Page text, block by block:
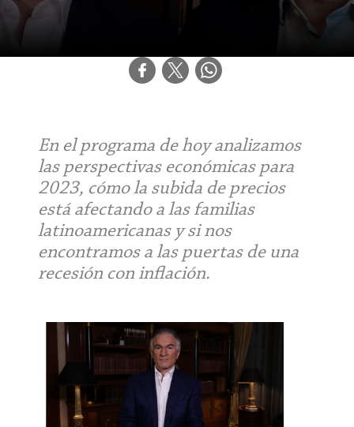
En el programa de hoy analizamos
las perspectivas económicas para
2023, cómo la subida de precios
está afectando a las familias
latinoamericanas y si nos
encontramos a las puertas de una
recesión con inflación.